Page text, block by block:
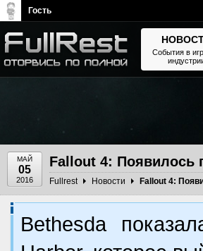
МАЙ
05
2016
Fallout 4: Появилось
Fullrest Новости
Bethesda
События в
Гость